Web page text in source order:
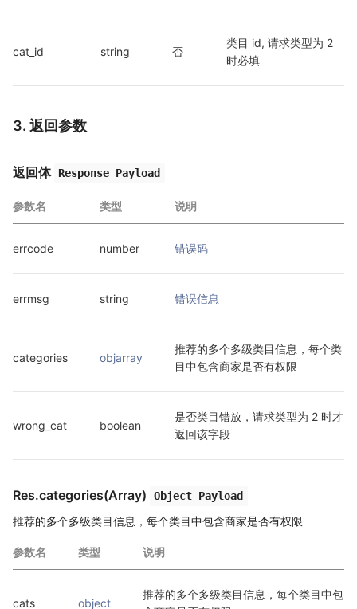
cat_id string 否
类目 id, 请求类型为 2
时必填
3. 返回参数
返回体 Response Payload
参数名 类型 说明
errcode number 错误码
errmsg string 错误信息
categories objarray
推荐的多个多级类目信息，每个类
目中包含商家是否有权限
wrong_cat boolean
是否类目错放，请求类型为 2 时才
返回该字段
Res.categories(Array) Object Payload
推荐的多个多级类目信息，每个类目中包含商家是否有权限
参数名 类型 说明
cats object
推荐的多个多级类目信息，每个类目中包